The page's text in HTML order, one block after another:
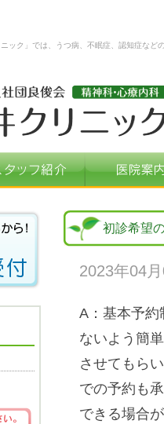
ック」では、うつ病、不眠症、認知症な
初診希望
2023年04
A：基本予約
ないよう簡
させてもら
での予約も
できる場合